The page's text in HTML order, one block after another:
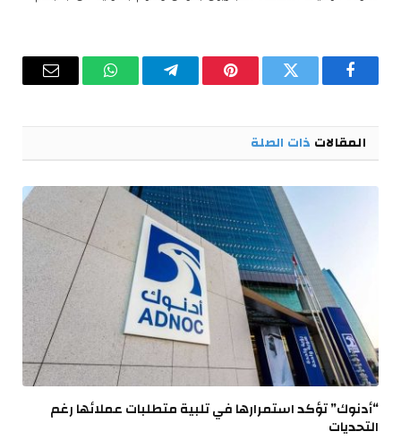
فيسبوك تويتر بينتيريستتيلقرام واتساب البريد
المقالات ذات الصلة
“أدنوك” تؤكد استمرارها في تلبية متطلبات عملائها رغم
التحديات